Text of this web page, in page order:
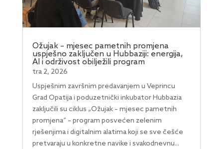
Ožujak – mjesec pametnih promjena
uspješno zaključen u Hubbaziji: energija,
AI i održivost obilježili program
tra 2, 2026
Uspješnim završnim predavanjem u Veprincu
Grad Opatija i poduzetnički inkubator Hubbazia
zaključili su ciklus „Ožujak – mjesec pametnih
promjena“ – program posvećen zelenim
rješenjima i digitalnim alatima koji se sve češće
pretvaraju u konkretne navike i svakodnevnu...